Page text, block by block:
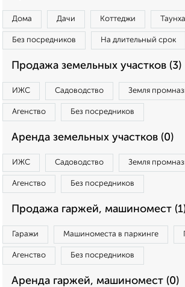
Дома Дачи Коттеджи
Без посредников На длительный срок
Продажа земельных участков (3)
ИЖС Садоводство Земля
Агенство Без посредников
Аренда земельных участков (0)
ИЖС Садоводство Земля
Агенство Без посредников
Продажа гаржей, машиномест
Гаражи Машиноместа в паркинге
Агенство Без посредников
Аренда гаржей, машиномест (0)